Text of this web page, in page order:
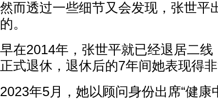
然而透过一些细节又会发现，张世平
的。
早在2014年，张世平就已经退居二
正式退休，退休后的7年间她表现得
2023年5月，她以顾问身份出席“健康